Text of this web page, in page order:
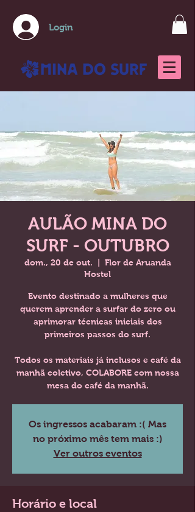
Login
AULÃO MINA DO
SURF - OUTUBRO
dom., 20 de out.
Flor de Aruanda
Hostel
Evento destinado a mulheres que
querem aprender a surfar do zero ou
aprimorar técnicas iniciais dos
primeiros passos do surf.
Todos os materiais já inclusos e café da
manhã coletivo, COLABORE com nossa
mesa do café da manhã.
Os ingressos acabaram :( Mas
no próximo mês tem mais :)
Ver outros eventos
Horário e local